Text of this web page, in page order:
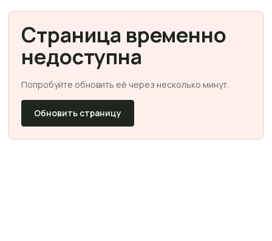
Страница временно
недоступна
Попробуйте обновить её через несколько минут.
Обновить страницу